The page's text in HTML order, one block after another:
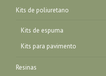
Kits de poliuretano
Kits de espuma
Kits para pavimento
Resinas